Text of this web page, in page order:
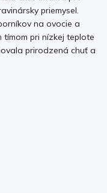
priemysel.
na ovocie a
pri nízkej teplote
prirodzená chuť a